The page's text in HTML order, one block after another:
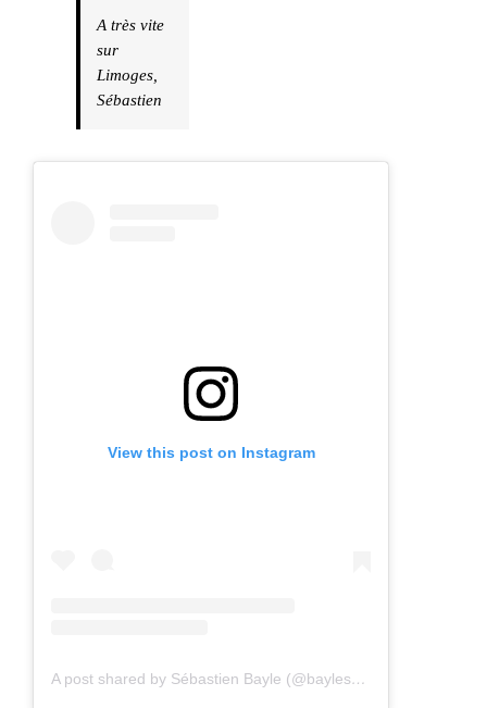
A très vite
sur
Limoges,
Sébastien
View this post on Instagram
A post shared by Sébastien Bayle (@baylesebastien_limoug_oh)